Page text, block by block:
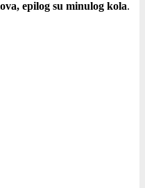
epilog su minulog kola.